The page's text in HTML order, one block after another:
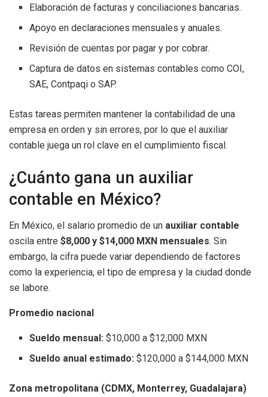
Elaboración de facturas y conciliaciones bancarias.
Apoyo en declaraciones mensuales y anuales.
Revisión de cuentas por pagar y por cobrar.
Captura de datos en sistemas contables como COI,
SAE, Contpaqi o SAP.
Estas tareas permiten mantener la contabilidad de una
empresa en orden y sin errores, por lo que el auxiliar
contable juega un rol clave en el cumplimiento fiscal.
¿Cuánto gana un auxiliar
contable en México?
En México, el salario promedio de un auxiliar contable
oscila entre $8,000 y $14,000 MXN mensuales. Sin
embargo, la cifra puede variar dependiendo de factores
como la experiencia, el tipo de empresa y la ciudad donde
se labore.
Promedio nacional
Sueldo mensual: $10,000 a $12,000 MXN
Sueldo anual estimado: $120,000 a $144,000 MXN
Zona metropolitana (CDMX, Monterrey, Guadalajara)